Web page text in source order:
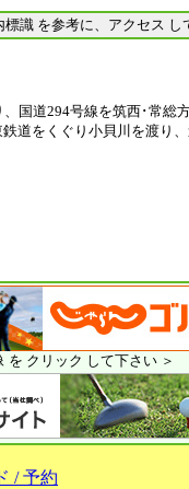
識 を参考に、アクセス し
国道294号線を筑西･常総
道をくぐり小貝川を渡り、
クリック して下さい ＞
/ 予約